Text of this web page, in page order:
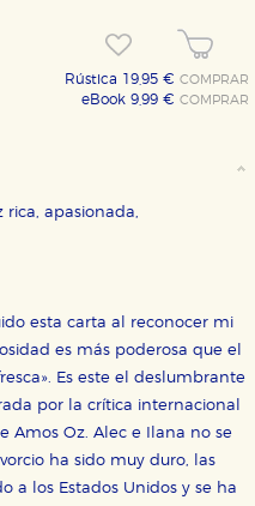
Rústica 19,95 €COMPRAR
eBook 9,99 €COMPRAR
rica, apasionada,
esta carta al reconocer mi
es más poderosa que el
Es este el deslumbrante
por la crítica internacional
Amos Oz. Alec e Ilana no se
ha sido muy duro, las
a los Estados Unidos y se ha